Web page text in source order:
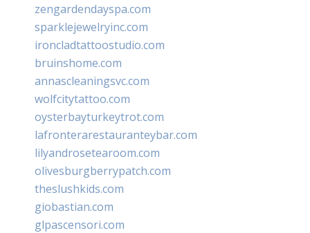
zengardendayspa.com
sparklejewelryinc.com
ironcladtattoostudio.com
bruinshome.com
annascleaningsvc.com
wolfcitytattoo.com
oysterbayturkeytrot.com
lafronterarestauranteybar.com
lilyandrosetearoom.com
olivesburgberrypatch.com
theslushkids.com
giobastian.com
glpascensori.com